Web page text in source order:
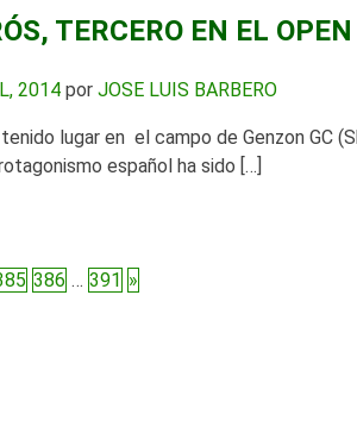
TERCERO EN EL
2014por JOSE LUIS BARBERO
lugar en el campo de Genzon GC
español ha sido […]
386 … 391 »